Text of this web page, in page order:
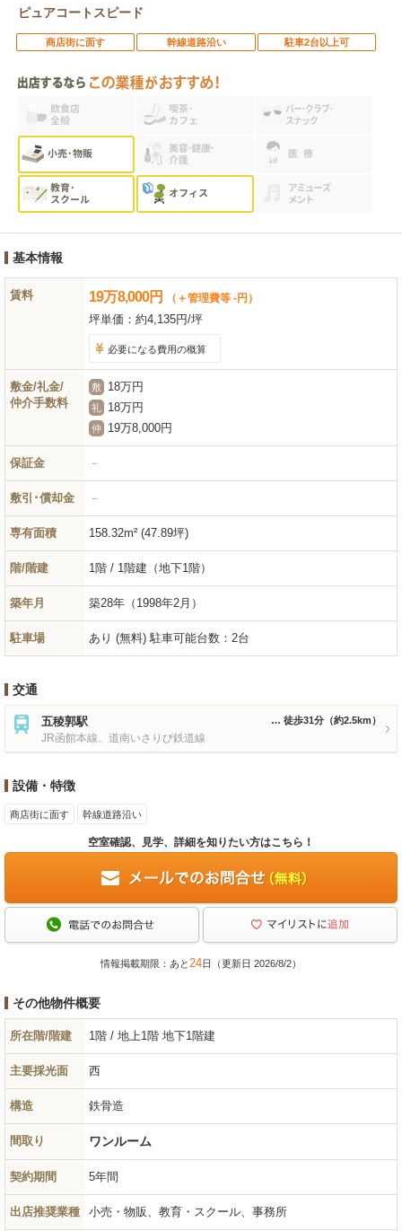
ピュアコートスピード
商店街に面す 幹線道路沿い 駐車2台以上可
基本情報
賃料 19万8,000円 （＋管理費等 -円）
坪単価： 約4,135円/坪
必要になる費用の概算
敷金/礼金/
仲介手数料
敷 18万円
礼 18万円
仲 19万8,000円
保証金 －
敷引･償却金 －
専有面積 158.32m² (47.89坪)
階/階建 1階 / 1階建（地下1階）
築年月 築28年 （1998年2月）
駐車場 あり (無料) 駐車可能台数：2台
交通
五稜郭駅
JR函館本線、道南いさりび鉄道線
徒歩31分 （約2.5km）
設備・特徴
商店街に面す 幹線道路沿い
空室確認、見学、詳細を知りたい方はこちら！
情報掲載期限：あと24日（更新日 2026/8/2）
その他物件概要
所在階/階建 1階 / 地上1階 地下1階建
主要採光面 西
構造 鉄骨造
間取り ワンルーム
契約期間 5年間
出店推奨業種 小売・物販、教育・スクール、事務所